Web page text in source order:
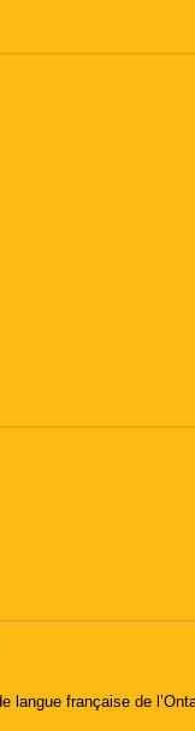
langue française de